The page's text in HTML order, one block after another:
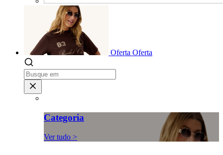
Oferta Oferta
Categoria
Ver tudo >